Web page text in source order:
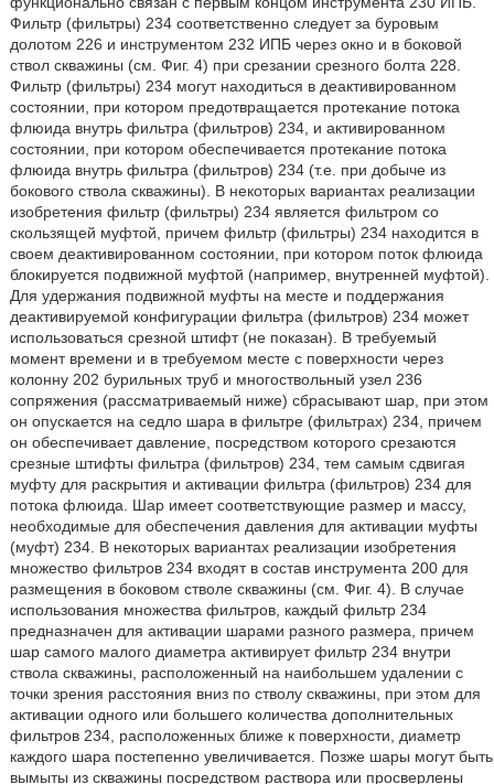
Фильтр (фильтры) 234 соответственно следует за буровым
долотом 226 и инструментом 232 ИПБ через окно и в боковой
ствол скважины (см. Фиг. 4) при срезании срезного болта 228.
Фильтр (фильтры) 234 могут находиться в деактивированном
состоянии, при котором предотвращается протекание потока
флюида внутрь фильтра (фильтров) 234, и активированном
состоянии, при котором обеспечивается протекание потока
флюида внутрь фильтра (фильтров) 234 (т.е. при добыче из
бокового ствола скважины). В некоторых вариантах реализации
изобретения фильтр (фильтры) 234 является фильтром со
скользящей муфтой, причем фильтр (фильтры) 234 находится в
своем деактивированном состоянии, при котором поток флюида
блокируется подвижной муфтой (например, внутренней муфтой).
Для удержания подвижной муфты на месте и поддержания
деактивируемой конфигурации фильтра (фильтров) 234 может
использоваться срезной штифт (не показан). В требуемый
момент времени и в требуемом месте с поверхности через
колонну 202 бурильных труб и многоствольный узел 236
сопряжения (рассматриваемый ниже) сбрасывают шар, при этом
он опускается на седло шара в фильтре (фильтрах) 234, причем
он обеспечивает давление, посредством которого срезаются
срезные штифты фильтра (фильтров) 234, тем самым сдвигая
муфту для раскрытия и активации фильтра (фильтров) 234 для
потока флюида. Шар имеет соответствующие размер и массу,
необходимые для обеспечения давления для активации муфты
(муфт) 234. В некоторых вариантах реализации изобретения
множество фильтров 234 входят в состав инструмента 200 для
размещения в боковом стволе скважины (см. Фиг. 4). В случае
использования множества фильтров, каждый фильтр 234
предназначен для активации шарами разного размера, причем
шар самого малого диаметра активирует фильтр 234 внутри
ствола скважины, расположенный на наибольшем удалении с
точки зрения расстояния вниз по стволу скважины, при этом для
активации одного или большего количества дополнительных
фильтров 234, расположенных ближе к поверхности, диаметр
каждого шара постепенно увеличивается. Позже шары могут быть
вымыты из скважины посредством раствора или просверлены